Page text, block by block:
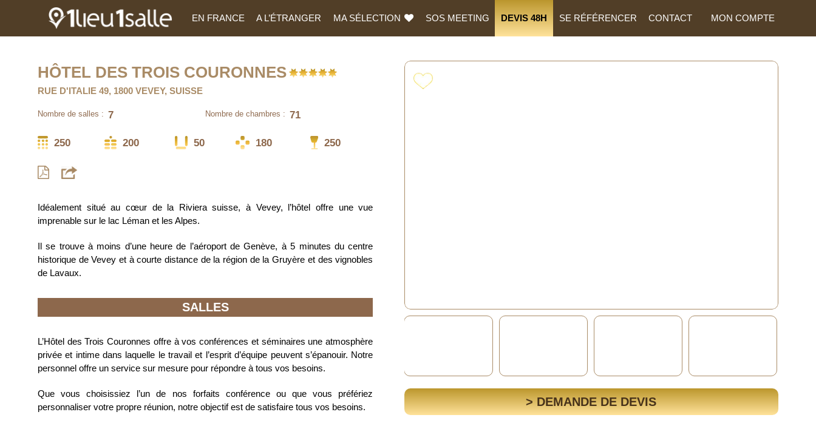
EN FRANCE A L’ÉTRANGER MA SÉLECTION SOS MEETING DEVIS 48H SE RÉFÉRENCER CONTACT MON COMPTE
HÔTEL DES TROIS COURONNES
RUE D'ITALIE 49, 1800 VEVEY, SUISSE
Nombre de salles : 7 Nombre de chambres : 71
250 200 50 180 250
Idéalement situé au cœur de la Riviera suisse, à Vevey, l’hôtel offre une vue
imprenable sur le lac Léman et les Alpes.
Il se trouve à moins d’une heure de l’aéroport de Genève, à 5 minutes du centre
historique de Vevey et à courte distance de la région de la Gruyère et des vignobles
de Lavaux.
SALLES
L’Hôtel des Trois Couronnes offre à vos conférences et séminaires une atmosphère
privée et intime dans laquelle le travail et l’esprit d’équipe peuvent s’épanouir. Notre
personnel offre un service sur mesure pour répondre à tous vos besoins.
Que vous choisissiez l’un de nos forfaits conférence ou que vous préfériez
personnaliser votre propre réunion, notre objectif est de satisfaire tous vos besoins.
> DEMANDE DE DEVIS